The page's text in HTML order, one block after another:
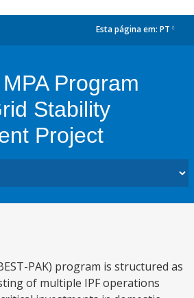
Esta página em: PT
Program
Stability
Project
PAK) program is structured as
of multiple IPF operations